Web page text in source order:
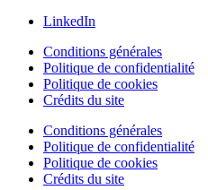
LinkedIn
Conditions générales
Politique de confidentialité
Politique de cookies
Crédits du site
Conditions générales
Politique de confidentialité
Politique de cookies
Crédits du site